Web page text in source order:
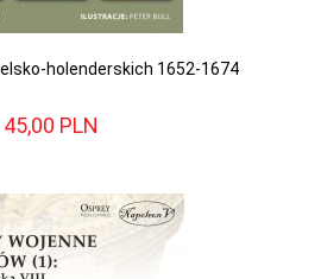
holenderskich 1652-1674
45,00 PLN